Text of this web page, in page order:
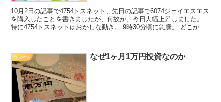
10月2日の記事で4754トスネット、先日の記事で6074ジェイエスエス
を購入したことを書きましたが、何故か、今日大幅上昇しました。
特に4754トスネットはおかしな動き。 9時30分頃に急騰。 どこかの
つぶやき なぜ1ヶ月1万円投資なのか